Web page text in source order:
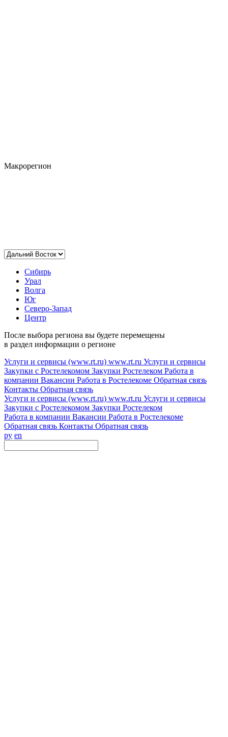
Макрорегион
Сибирь
Урал
Волга
Юг
Северо-Запад
Центр
После выбора региона вы будете перемещены
в раздел информации о регионе
Услуги и сервисы (www.rt.ru) www.rt.ru Услуги и сервисы
Закупки с Ростелекомом Закупки Ростелеком Работа в
компании Вакансии Работа в Ростелекоме Обратная связь
Контакты Обратная связь
Услуги и сервисы (www.rt.ru) www.rt.ru Услуги и сервисы
Закупки с Ростелекомом Закупки Ростелеком
Работа в компании Вакансии Работа в Ростелекоме
Обратная связь Контакты Обратная связь
ру en